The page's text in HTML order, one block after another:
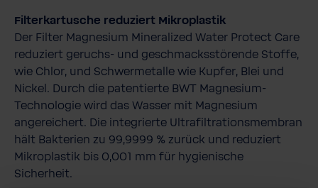
Filterkartusche reduziert Mikroplastik
Der Filter Magnesium Mineralized Water Protect Care
reduziert geruchs-​ und geschmacksstörende Stoffe,
wie Chlor, und Schwermetalle wie Kupfer, Blei und
Nickel. Durch die patentierte BWT Magnesium-​
Technologie wird das Wasser mit Magnesium
angereichert. Die integrierte Ultrafiltrationsmembran
hält Bakterien zu 99,9999 % zurück und reduziert
Mikroplastik bis 0,001 mm für hygienische
Sicherheit.